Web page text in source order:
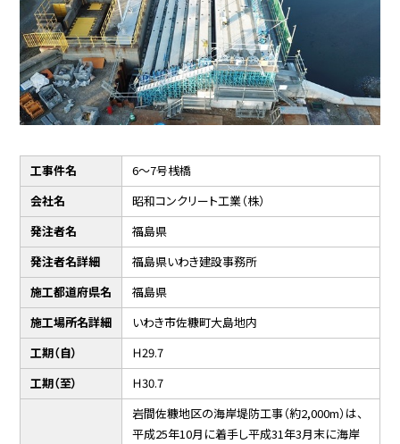
工事件名
6～7号桟橋
会社名
昭和コンクリート工業（株）
発注者名
福島県
発注者名詳細
福島県いわき建設事務所
施工都道府県名
福島県
施工場所名詳細
いわき市佐糠町大島地内
工期（自）
Ｈ29.7
工期（至）
Ｈ30.7
岩間佐糠地区の海岸堤防工事（約2,000m）は、
平成25年10月に着手し平成31年3月末に海岸